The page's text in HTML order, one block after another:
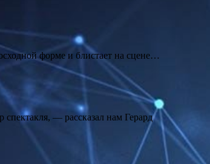
форме и блистает на сцене…
— рассказал нам Герард